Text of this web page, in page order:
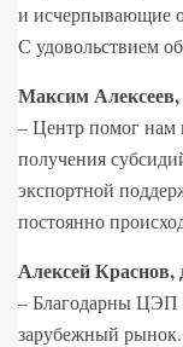
и исчерпывающие
С удовольствием
Максим
– Центр помог нам
получения
экспортной
постоянно
Алексей
– Благодарны ЦЭП
зарубежный